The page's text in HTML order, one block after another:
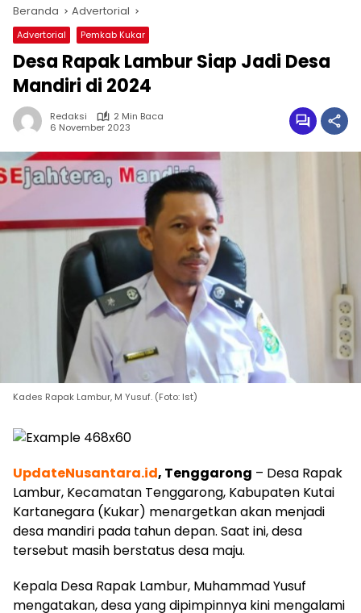
Beranda Advertorial
Advertorial Pemkab Kukar
Desa Rapak Lambur Siap Jadi Desa
Mandiri di 2024
Redaksi
2 Min Baca
6 November 2023
Kades Rapak Lambur, M Yusuf. (Foto: Ist)
UpdateNusantara.id, Tenggarong – Desa Rapak
Lambur, Kecamatan Tenggarong, Kabupaten Kutai
Kartanegara (Kukar) menargetkan akan menjadi
desa mandiri pada tahun depan. Saat ini, desa
tersebut masih berstatus desa maju.
Kepala Desa Rapak Lambur, Muhammad Yusuf
mengatakan, desa yang dipimpinnya kini mengalami